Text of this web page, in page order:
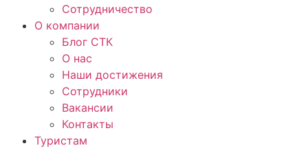
Сотрудничество
О компании
Блог СТК
О нас
Наши достижения
Сотрудники
Вакансии
Контакты
Туристам